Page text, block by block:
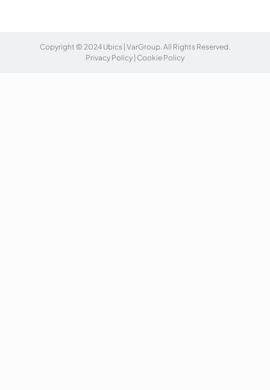
Copyright © 2024 Ubics | VarGroup. All Rights Reserved.
Privacy Policy Cookie Policy